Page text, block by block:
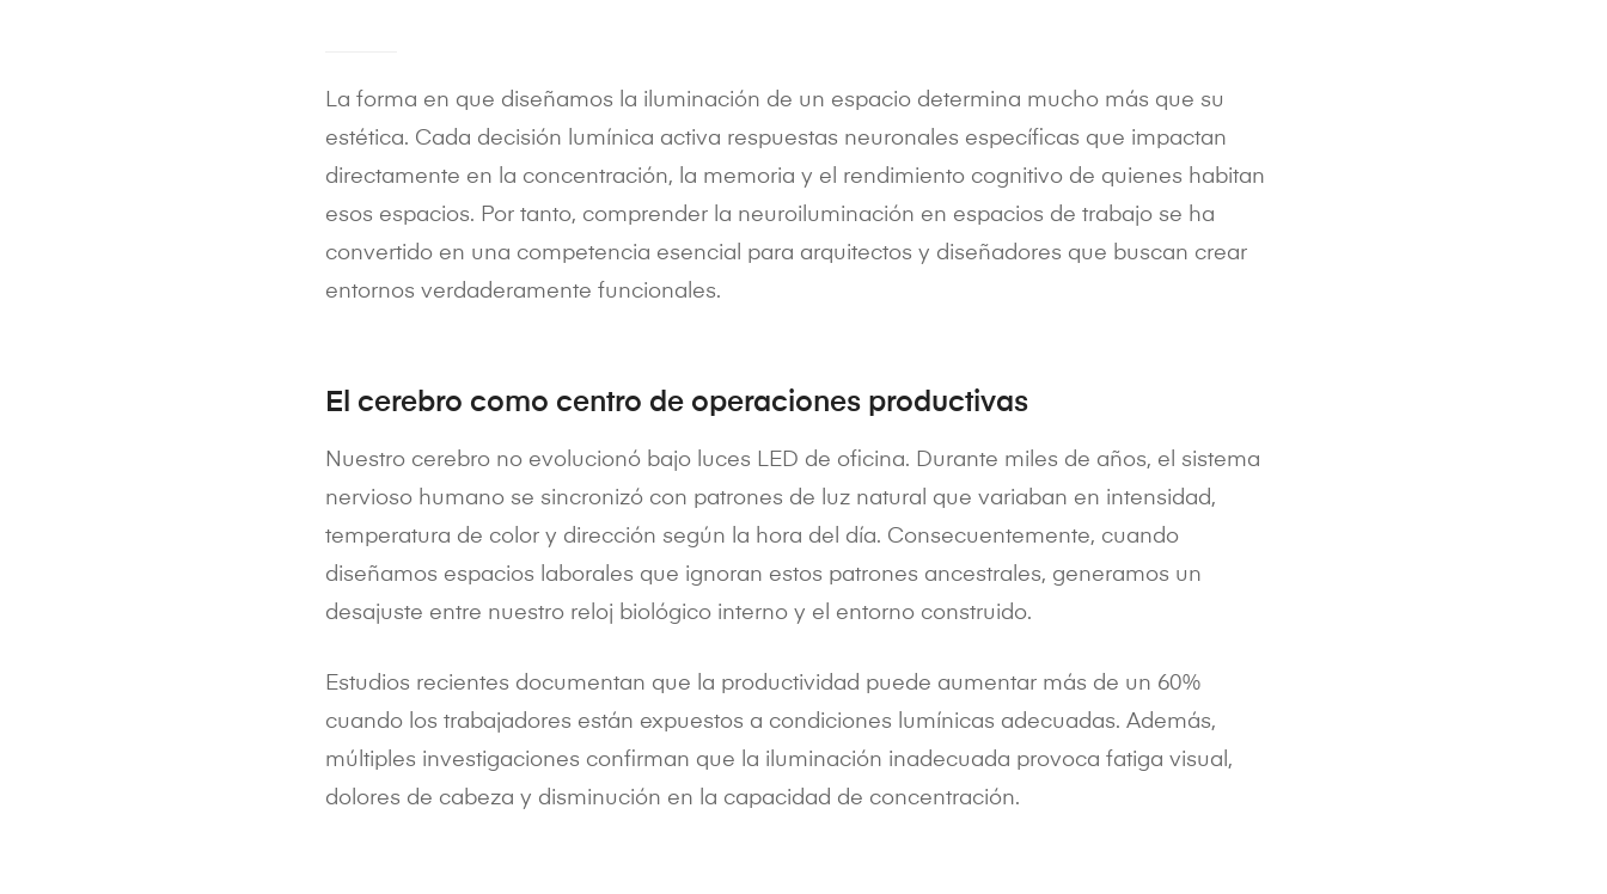
La forma en que diseñamos la iluminación de un espacio determina mucho más que su
estética. Cada decisión lumínica activa respuestas neuronales específicas que impactan
directamente en la concentración, la memoria y el rendimiento cognitivo de quienes habitan
esos espacios. Por tanto, comprender la neuroiluminación en espacios de trabajo se ha
convertido en una competencia esencial para arquitectos y diseñadores que buscan crear
entornos verdaderamente funcionales.
El cerebro como centro de operaciones productivas
Nuestro cerebro no evolucionó bajo luces LED de oficina. Durante miles de años, el sistema
nervioso humano se sincronizó con patrones de luz natural que variaban en intensidad,
temperatura de color y dirección según la hora del día. Consecuentemente, cuando
diseñamos espacios laborales que ignoran estos patrones ancestrales, generamos un
desajuste entre nuestro reloj biológico interno y el entorno construido.
Estudios recientes documentan que la productividad puede aumentar más de un 60%
cuando los trabajadores están expuestos a condiciones lumínicas adecuadas. Además,
múltiples investigaciones confirman que la iluminación inadecuada provoca fatiga visual,
dolores de cabeza y disminución en la capacidad de concentración.